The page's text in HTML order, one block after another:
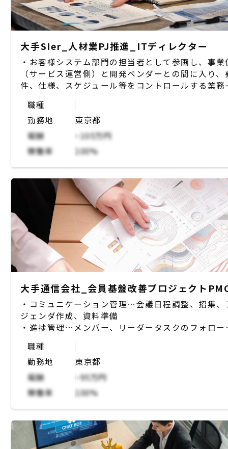
大手SIer_人材業PJ推進_ITディレクター
・お客様システム部門の担当者として参画し、事業
（サービス運営側）と開発ベンダーとの間に入り、
件、仕様、スケジュール等をコントロールする業務
・事業側からの要望を要求事項として取りまとめ、
発ベンダーに連携する
・ベンダ成果物（要件定義書、基本設計書）が要求
要件を満たしているかレビュー・統制を行う。
・業務要件の変更が必要な場合に事業側メンバーと
調整を行う
・企画/サービス運営部門、デザイン会社、開発ベ
ダ、連携システム担当、等との調整を行う。
Slack/Backlog/Redmine/Teams/
等を利用したコミュニケーション
・レビュー・QAの管理・窓口。課題のとりまとめ
応状況管理。
・受入テスト計画策定、テスト設計、テスト実施
・障害管理、ベンダ修正後の再テスト
・運営部門からの問い合わせ一次受け、ベンダへの
査・対応依頼
・ベンダ改修後の動作確認、リリース調整
・上記に付随する、会議運営や議事録作成等のプロ
ェクト管理支援業務
職種
勤務地
東京都
報酬
~105万円
稼働率
100%
大手通信会社_会員基盤改善プロジェクト
・コミュニケーション管理…会議日程調整、招集、
ジェンダ作成、資料準備
・進捗管理…メンバー、リーダータスクのフォロー
・課題管理…課題提示、解決策策定、推進
・作業系…資料作成（議事メモ、周知資料、報告資
料）
職種
勤務地
東京都
報酬
~95万円
稼働率
100%